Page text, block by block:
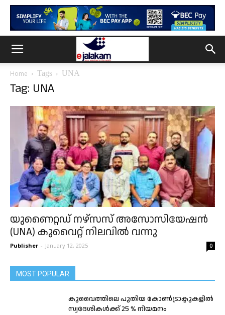
Home Tags UNA
Tag: UNA
യുണൈറ്റഡ് നഴ്സസ് അസോസിയേഷൻ
(UNA) കുവൈറ്റ്‌ നിലവിൽ വന്നു
Publisher - January 12, 2025 0
MOST POPULAR
കുവൈത്തിലെ പുതിയ കോണ്‍ട്രാക്ടുകളില്‍
സ്വദേശികൾക്ക് 25 % നിയമനം